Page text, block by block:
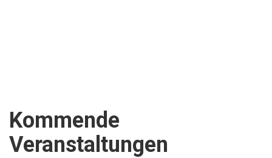
Kommende
Veranstaltungen